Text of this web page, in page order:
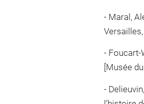
Maral,
Foucart-
[Musée